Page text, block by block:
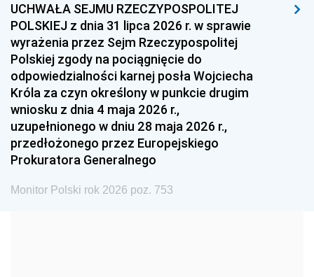
1996 1995 1994
1993 1992 1991
1990 1989
1987 1986 1985
1984 1983
1981 1980 1979
1978 1977
1975 1974
UCHWAŁA SEJMU RZECZYPOSPOLITEJ
POLSKIEJ z dnia 31 lipca 2026 r. w sprawie
wyrażenia przez Sejm Rzeczypospolitej
Polskiej zgody na pociągnięcie do
odpowiedzialności karnej posła Wojciecha
Króla za czyn określony w punkcie drugim
wniosku z dnia 4 maja 2026 r.,
uzupełnionego w dniu 28 maja 2026 r.,
przedłożonego przez Europejskiego
Prokuratora Generalnego
Monitor Polski rok 2026 poz. 753